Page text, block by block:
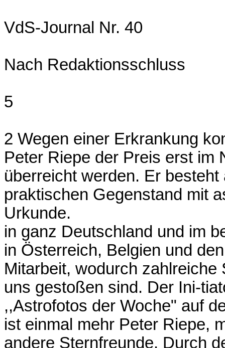
VdS-Journal Nr. 40
Nach Redaktionsschluss
5
2 Wegen einer Erkrankung
Peter Riepe der Preis erst im
überreicht werden. Er
praktischen Gegenstand mit
Urkunde.
in ganz Deutschland und im
in Österreich, Belgien und
Mitarbeit, wodurch
uns gestoßen sind. Der Ini-
,,Astrofotos der Woche" auf
ist einmal mehr Peter Riepe,
andere Sternfreunde. Durch